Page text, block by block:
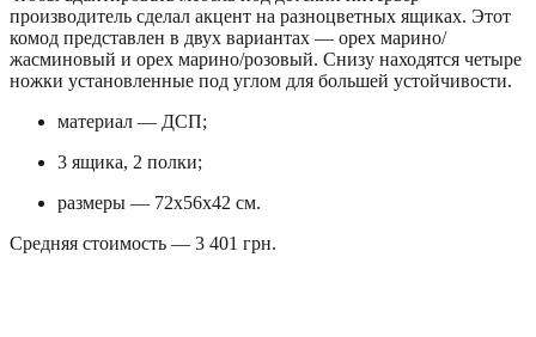
производитель сделал акцент на разноцветных ящиках. Этот
комод представлен в двух вариантах — орех марино/
жасминовый и орех марино/розовый. Снизу находятся четыре
ножки установленные под углом для большей устойчивости.
материал — ДСП;
3 ящика, 2 полки;
размеры — 72x56x42 см.
Средняя стоимость — 3 401 грн.